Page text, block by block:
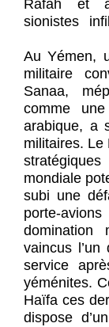
Rafah et
sionistes
Au Yémen,
militaire
Sanaa,
comme
arabique, a
militaires. Le
mondiale
subi une
porte-
domination
vaincus l’un
service
yéménites.
Haïfa ces
dispose